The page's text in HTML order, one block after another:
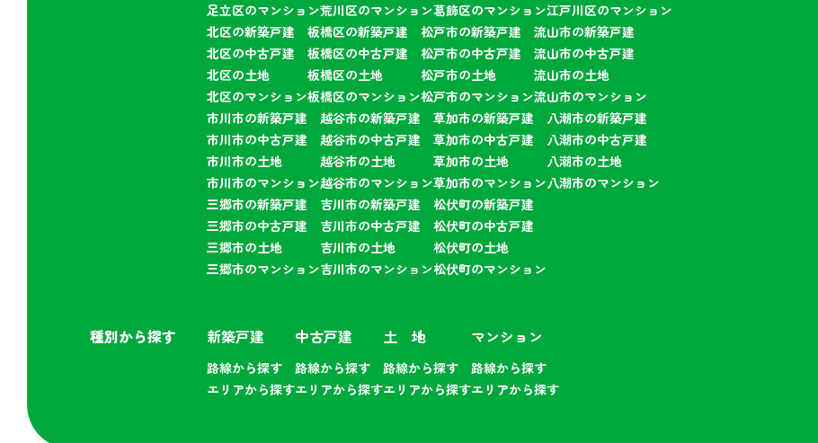
足立区のマンション荒川区のマンション葛飾区のマンション江戸川区のマンション
北区の新築戸建
北区の中古戸建
北区の土地
北区のマンション
板橋区の新築戸建
板橋区の中古戸建
板橋区の土地
板橋区のマンション
松戸市の新築戸建
松戸市の中古戸建
松戸市の土地
松戸市のマンション
流山市の新築戸建
流山市の中古戸建
流山市の土地
流山市のマンション
市川市の新築戸建
市川市の中古戸建
市川市の土地
市川市のマンション
越谷市の新築戸建
越谷市の中古戸建
越谷市の土地
越谷市のマンション
草加市の新築戸建
草加市の中古戸建
草加市の土地
草加市のマンション
八潮市の新築戸建
八潮市の中古戸建
八潮市の土地
八潮市のマンション
三郷市の新築戸建
三郷市の中古戸建
三郷市の土地
三郷市のマンション
吉川市の新築戸建
吉川市の中古戸建
吉川市の土地
吉川市のマンション
松伏町の新築戸建
松伏町の中古戸建
松伏町の土地
松伏町のマンション
種別から探す 新築戸建
路線から探す
エリアから探す
中古戸建
路線から探す
エリアから探す
土 地
路線から探す
エリアから探す
マンション
路線から探す
エリアから探す